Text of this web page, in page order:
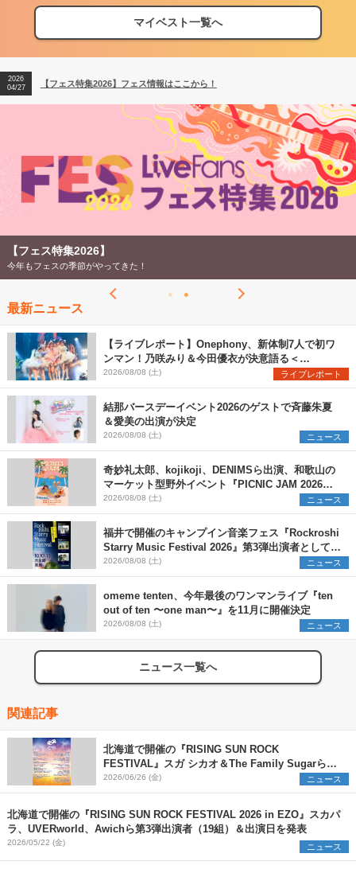
マイベスト一覧へ
【フェス特集2026】フェス情報はここから！
【ライブ動員ランキング】2026年上半期編発表！
2026
04/27
【フェス特集2026】フェス情報はここから！
2026
【ライブ動員ランキング】2026年上半期編発表！
【フェス特集2026】
今年もフェスの季節がやってきた！
最新ニュース
【ライブレポート】Onephony、新体制7人で初ワ
ンマン！乃咲みり＆今田優衣が決意語る＜
Onephony新体制1st Oneman Live はじまりの夏
＞
2026/08/08 (土) ライブレポート
結那バースデーイベント2026のゲストで斉藤朱夏
＆愛美の出演が決定
2026/08/08 (土) ニュース
奇妙礼太郎、kojikoji、DENIMSら出演、和歌山の
マーケット型野外イベント『PICNIC JAM 2026』
早割チケット発売開始
2026/08/08 (土) ニュース
福井で開催のキャンプイン音楽フェス『Rockroshi
Starry Music Festival 2026』第3弾出演者として
SCOOBIE DO、かりゆし58、Reiを発表
2026/08/08 (土) ニュース
omeme tenten、今年最後のワンマンライブ『ten
out of ten 〜one man〜』を11月に開催決定
2026/08/08 (土) ニュース
ニュース一覧へ
関連記事
北海道で開催の『RISING SUN ROCK
FESTIVAL』スガ シカオ＆The Family Sugarら第
4弾出演アーティストとタイムテーブルを発表
2026/06/26 (金) ニュース
北海道で開催の『RISING SUN ROCK FESTIVAL 2026 in EZO』スカパ
ラ、UVERworld、Awichら第3弾出演者（19組）＆出演日を発表
2026/05/22 (金) ニュース